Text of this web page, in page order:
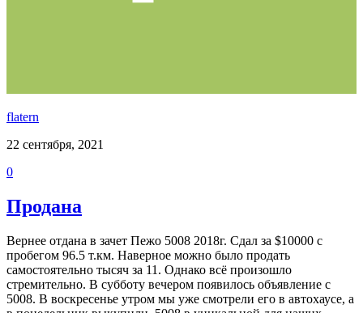
flatern
22 сентября, 2021
0
Продана
Вернее отдана в зачет Пежо 5008 2018г. Сдал за $10000 с
пробегом 96.5 т.км. Наверное можно было продать
самостоятельно тысяч за 11. Однако всё произошло
стремительно. В субботу вечером появилось объявление с
5008. В воскресенье утром мы уже смотрели его в автохаусе, а